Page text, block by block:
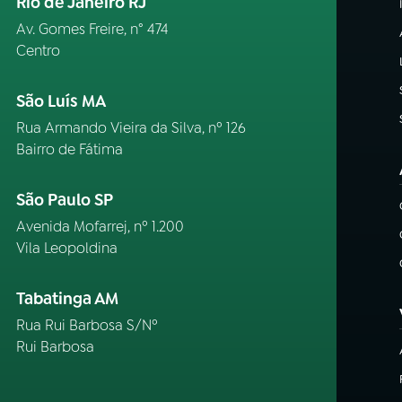
Av. Gomes Freire, n° 474
Centro
São Luís MA
Rua Armando Vieira da Silva, nº 126
Bairro de Fátima
São Paulo SP
Avenida Mofarrej, nº 1.200
Vila Leopoldina
Tabatinga AM
Rua Rui Barbosa S/Nº
Rui Barbosa